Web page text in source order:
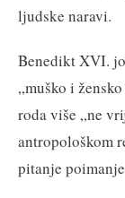
ljudske naravi.
Benedikt XVI.
„muško i
roda više „ne
antropološkom
pitanje